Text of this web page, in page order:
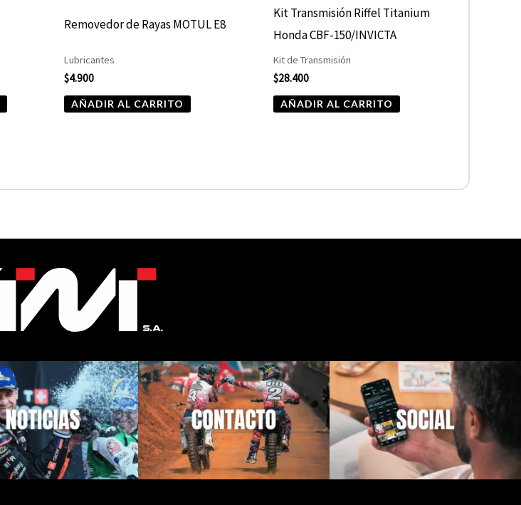
de
producto
Removedor de Rayas MOTUL E8
Lubricantes
$4.900
AÑADIR AL CARRITO
Kit Transmisión Riffel Titanium
Honda CBF-150/INVICTA
Kit de Transmisión
$28.400
AÑADIR AL CARRITO